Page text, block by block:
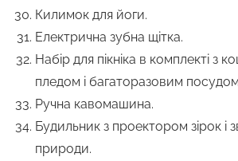
Килимок для йоги.
Електрична зубна щітка.
Набір для пікніка в комплекті з
пледом і багаторазовим
Ручна кавомашина.
Будильник з проектором зірок і
природи.